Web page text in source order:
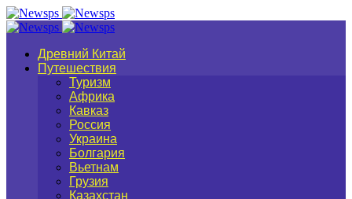
Древний Китай
Путешествия
Туризм
Африка
Кавказ
Россия
Украина
Болгария
Вьетнам
Грузия
Казахстан